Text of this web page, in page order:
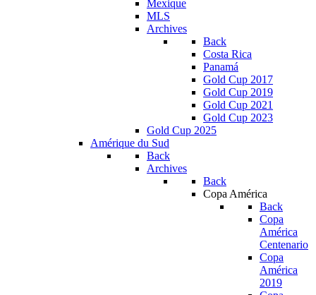
Mexique
MLS
Archives
Back
Costa Rica
Panamá
Gold Cup 2017
Gold Cup 2019
Gold Cup 2021
Gold Cup 2023
Gold Cup 2025
Amérique du Sud
Back
Archives
Back
Copa América
Back
Copa
América
Centenario
Copa
América
2019